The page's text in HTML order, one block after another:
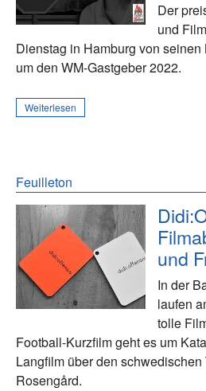
Der
und
Dienstag in Hamburg von
um den WM-Gastgeber 2022.
Weiterlesen
Feuilleton
und
In der
laufen
tolle
Football-Kurzfilm geht es um
Langfilm über den
Rosengård.